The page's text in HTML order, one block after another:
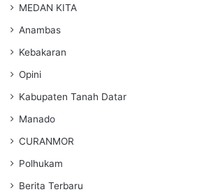
MEDAN KITA
Anambas
Kebakaran
Opini
Kabupaten Tanah Datar
Manado
CURANMOR
Polhukam
Berita Terbaru